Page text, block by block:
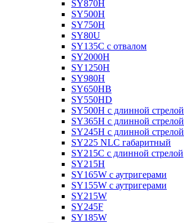
SY870H
SY500H
SY750H
SY80U
SY135C с отвалом
SY2000H
SY1250H
SY980H
SY650HB
SY550HD
SY500H с длинной стрелой
SY365H с длинной стрелой
SY245H с длинной стрелой
SY225 NLC габаритный
SY215C с длинной стрелой
SY215H
SY165W с аутригерами
SY155W с аутригерами
SY215W
SY245F
SY185W